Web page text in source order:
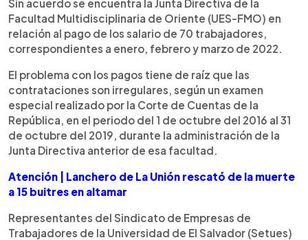
Sin acuerdo se encuentra la Junta Directiva de la
Facultad Multidisciplinaria de Oriente (UES-FMO) en
relación al pago de los salario de 70 trabajadores,
correspondientes a enero, febrero y marzo de 2022.
El problema con los pagos tiene de raíz que las
contrataciones son irregulares, según un examen
especial realizado por la Corte de Cuentas de la
República, en el periodo del 1 de octubre del 2016 al 31
de octubre del 2019, durante la administración de la
Junta Directiva anterior de esa facultad.
Atención | Lanchero de La Unión rescató de la muerte
a 15 buitres en altamar
Representantes del Sindicato de Empresas de
Trabajadores de la Universidad de El Salvador (Setues)